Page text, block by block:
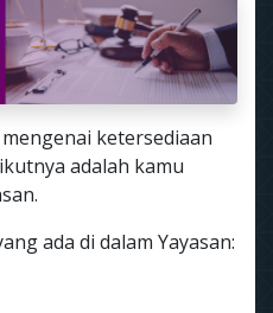
ketersediaan
adalah kamu
ada di dalam Yayasan: